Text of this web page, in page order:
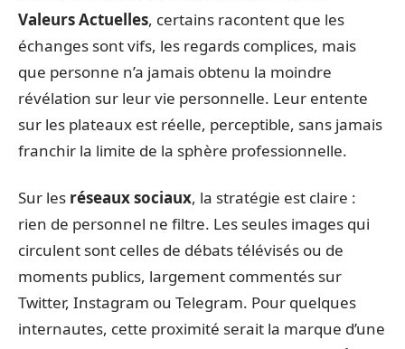
Valeurs Actuelles, certains racontent que les
échanges sont vifs, les regards complices, mais
que personne n’a jamais obtenu la moindre
révélation sur leur vie personnelle. Leur entente
sur les plateaux est réelle, perceptible, sans jamais
franchir la limite de la sphère professionnelle.
Sur les réseaux sociaux, la stratégie est claire :
rien de personnel ne filtre. Les seules images qui
circulent sont celles de débats télévisés ou de
moments publics, largement commentés sur
Twitter, Instagram ou Telegram. Pour quelques
internautes, cette proximité serait la marque d’une